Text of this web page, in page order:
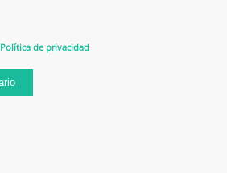
Política de privacidad